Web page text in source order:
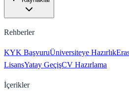
Rehberler
KYK BaşvuruÜniversiteye Hazırlık
LisansYatay GeçişCV Hazırlama
İçerikler